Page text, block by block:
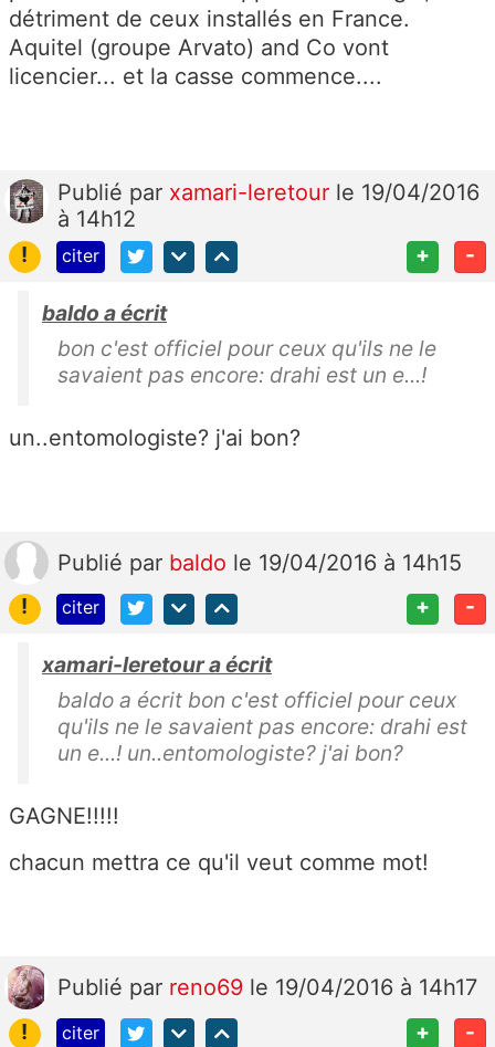
détriment de ceux installés en France.
Aquitel (groupe Arvato) and Co vont
licencier... et la casse commence....
Publié par xamari-leretour le 19/04/2016
à 14h12
!
citer + -
baldo a écrit
bon c'est officiel pour ceux qu'ils ne le
savaient pas encore: drahi est un e...!
un..entomologiste? j'ai bon?
Publié par baldo le 19/04/2016 à 14h15
!
citer + -
xamari-leretour a écrit
baldo a écrit bon c'est officiel pour ceux
qu'ils ne le savaient pas encore: drahi est
un e...! un..entomologiste? j'ai bon?
GAGNE!!!!!
chacun mettra ce qu'il veut comme mot!
Publié par reno69 le 19/04/2016 à 14h17
!
citer + -